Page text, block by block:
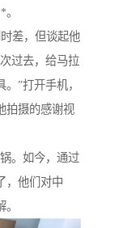
差，但谈起他
过去，给马拉
”打开手机，
拍摄的感谢视
。如今，通过
，他们对中